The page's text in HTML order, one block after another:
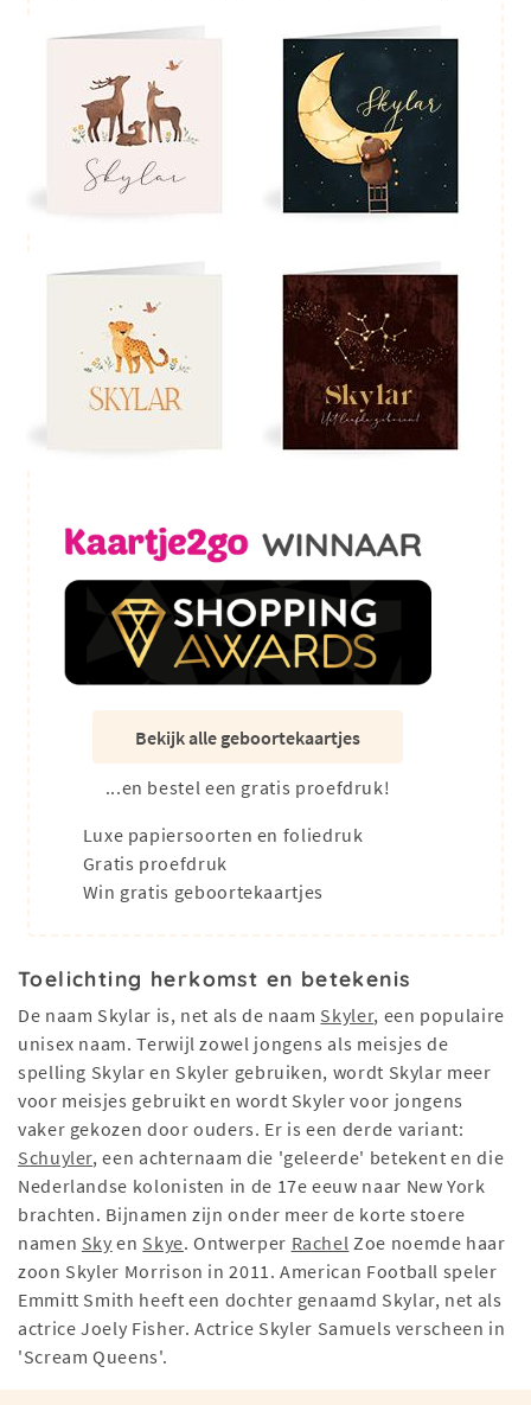
Bekijk alle geboortekaartjes
...en bestel een gratis proefdruk!
Luxe papiersoorten en foliedruk
Gratis proefdruk
Win gratis geboortekaartjes
Toelichting herkomst en betekenis
De naam Skylar is, net als de naam Skyler, een populaire
unisex naam. Terwijl zowel jongens als meisjes de
spelling Skylar en Skyler gebruiken, wordt Skylar meer
voor meisjes gebruikt en wordt Skyler voor jongens
vaker gekozen door ouders. Er is een derde variant:
Schuyler, een achternaam die 'geleerde' betekent en die
Nederlandse kolonisten in de 17e eeuw naar New York
brachten. Bijnamen zijn onder meer de korte stoere
namen Sky en Skye. Ontwerper Rachel Zoe noemde haar
zoon Skyler Morrison in 2011. American Football speler
Emmitt Smith heeft een dochter genaamd Skylar, net als
actrice Joely Fisher. Actrice Skyler Samuels verscheen in
'Scream Queens'.